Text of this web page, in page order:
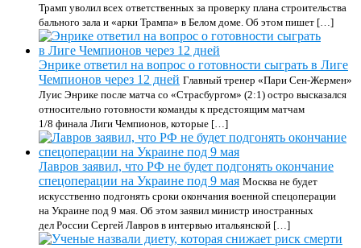
Трамп уволил всех ответственных за проверку плана строительства
бального зала и «арки Трампа» в Белом доме. Об этом пишет […]
Энрике ответил на вопрос о готовности сыграть в Лиге
Чемпионов через 12 дней Главный тренер «Пари Сен-Жермен»
Луис Энрике после матча со «Страсбургом» (2:1) остро высказался
относительно готовности команды к предстоящим матчам
1/8 финала Лиги Чемпионов, которые […]
Лавров заявил, что РФ не будет подгонять окончание
спецоперации на Украине под 9 мая Москва не будет
искусственно подгонять сроки окончания военной спецоперации
на Украине под 9 мая. Об этом заявил министр иностранных
дел России Сергей Лавров в интервью итальянской […]